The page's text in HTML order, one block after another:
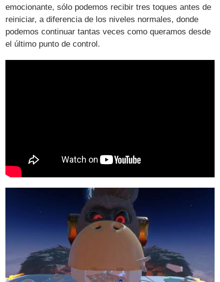
emocionante, sólo podemos recibir tres toques antes de
reiniciar, a diferencia de los niveles normales, donde
podemos continuar tantas veces como queramos desde
el último punto de control.